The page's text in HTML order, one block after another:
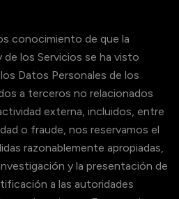
conocimiento de que la
de los Servicios se ha visto
Datos Personales de los
a terceros no relacionados
externa, incluidos, entre
o fraude, nos reservamos el
razonablemente apropiadas,
y la presentación de
a las autoridades